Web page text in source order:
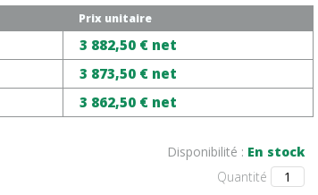
Prix unitaire
3 882,50 € net
3 873,50 € net
3 862,50 € net
Disponibilité : En stock
Quantité